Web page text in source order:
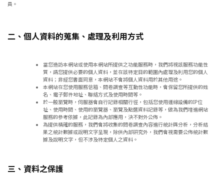
員。
二、個人資料的蒐集、處理及利用方式
當您造訪本網站或使用本網站所提供之功能服務時，我們將視該服務功能性
質，請您提供必要的個人資料，並在該特定目的範圍內處理及利用您的個人
資料；非經您書面同意，本網站不會將個人資料用於其他用途。
本網站在您使用服務信箱、問卷調查等互動性功能時，會保留您所提供的姓
名、電子郵件地址、聯絡方式及使用時間等。
於一般瀏覽時，伺服器會自行記錄相關行徑，包括您使用連線設備的IP位
址、使用時間、使用的瀏覽器、瀏覽及點選資料記錄等，做為我們增進網站
服務的參考依據，此記錄為內部應用，決不對外公佈。
為提供精確的服務，我們會將收集的問卷調查內容進行統計與分析，分析結
果之統計數據或說明文字呈現，除供內部研究外，我們會視需要公佈統計數
據及說明文字，但不涉及特定個人之資料。
三、資料之保護